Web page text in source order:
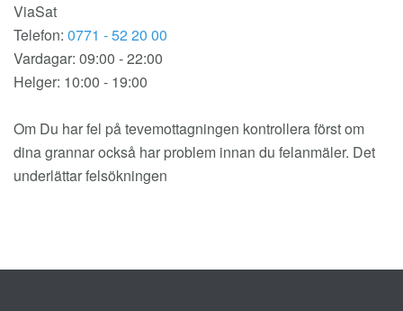
ViaSat
Telefon: 0771 - 52 20 00
Vardagar: 09:00 - 22:00
Helger: 10:00 - 19:00
Om Du har fel på tevemottagningen kontrollera först om
dina grannar också har problem innan du felanmäler. Det
underlättar felsökningen